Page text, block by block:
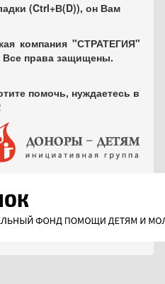
(Ctrl+В(D)), он Вам
компания "СТРАТЕГИЯ"
права защищены.
помочь, нуждаетесь в